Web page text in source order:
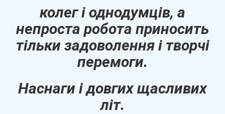
колег і однодумців, а
непроста робота приносить
тільки задоволення і творчі
перемоги.
Наснаги і довгих щасливих
літ.